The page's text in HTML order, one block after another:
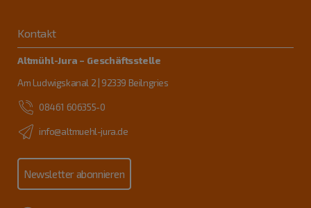
Kontakt
Altmühl-Jura – Geschäftsstelle
Am Ludwigskanal 2 | 92339 Beilngries
08461 606355-0
info@altmuehl-jura.de
Newsletter abonnieren